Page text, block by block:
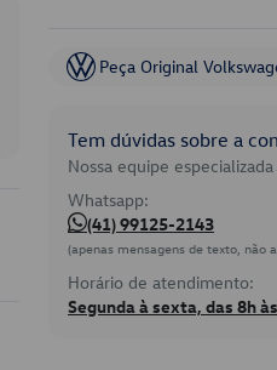
Peça Original
Tem dúvidas sobre a
Nossa equipe
Whatsapp:
(41) 99125-2143
(apenas mensagens de texto, não
Horário de atendimento:
Segunda à sexta, das 8h